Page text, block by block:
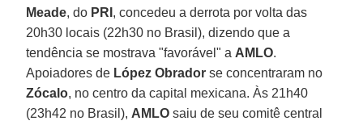
Meade, do PRI , concedeu a derrota por volta das
20h30 locais (22h30 no Brasil), dizendo que a
tendência se mostrava "favorável" a AMLO.
Apoiadores de López Obrador se concentraram no
Zócalo, no centro da capital mexicana. Às 21h40
(23h42 no Brasil), AMLO saiu de seu comitê central